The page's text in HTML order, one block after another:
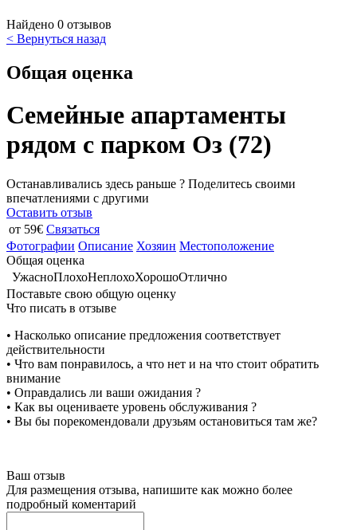
Найдено 0 отзывов
< Вернуться назад
Общая оценка
Семейные апартаменты
рядом с парком Оз (72)
Останавливались здесь раньше ? Поделитесь своими
впечатлениями с другими
Оставить отзыв
от 59€ Связаться
Фотографии Описание Хозяин Местоположение
Общая оценка
УжасноПлохоНеплохоХорошоОтлично
Поставьте свою общую оценку
Что писать в отзыве
• Насколько описание предложения соответствует
действительности
• Что вам понравилось, а что нет и на что стоит обратить
внимание
• Оправдались ли ваши ожидания ?
• Как вы оцениваете уровень обслуживания ?
• Вы бы порекомендовали друзьям остановиться там же?
Ваш отзыв
Для размещения отзыва, напишите как можно более
подробный коментарий